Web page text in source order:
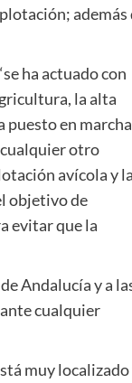
además
ha actuado con
la alta
puesto en
cualquier otro
avícola y la
objetivo de
evitar que la
Andalucía y a
cualquier
muy localizado